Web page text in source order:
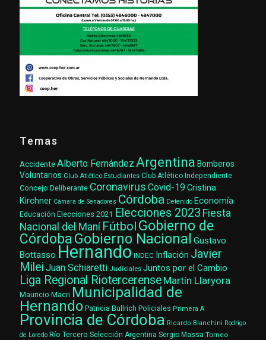
Temas
AccidenteAlberto Fernández Argentina Bomberos
Voluntarios Club Atlético Estudiantes Club Atlético Independiente
Concejo Deliberante Coronavirus Covid-19 Cristina
Kirchner Cámara de Senadores Córdoba Detenido Economía
Educación Elecciones 2021 Elecciones 2023 Fiesta
Nacional del Maní Fútbol Gobierno de
CórdobaGobierno Nacional Gustavo
Bottasso Hernando INDEC Inflación Javier
Milei Juan Schiaretti Judiciales Juntos por el Cambio
Liga Regional Riotercerense Martín Llaryora
Mauricio Macri Municipalidad de
Hernando Patricia Bullrich Policiales Primera A
Provincia de Córdoba Ricardo Bianchini Rodrigo
de Loredo Río Tercero Selección Argentina Sergio Massa Torneo